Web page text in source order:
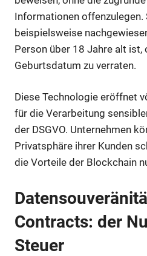
Informationen offenzulegen.
beispielsweise
Person über 18 Jahre alt ist,
Geburtsdatum zu verraten.
Diese Technologie eröffnet
für die Verarbeitung
der DSGVO. Unternehmen
Privatsphäre ihrer Kunden
die Vorteile der Blockchain
Contracts: der
Steuer